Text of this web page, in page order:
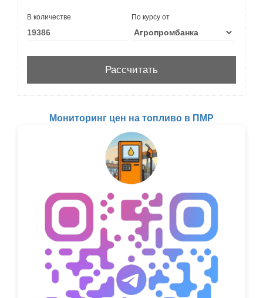
В количестве По курсу от
Мониторинг цен на топливо в ПМР